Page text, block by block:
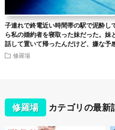
子連れで終電近い時間帯の駅で泥酔し
ら私の婚約者を寝取った妹だった。妹
話して置いて帰ったんだけど、嫌な予
修羅場
修羅場 カテゴリの最新